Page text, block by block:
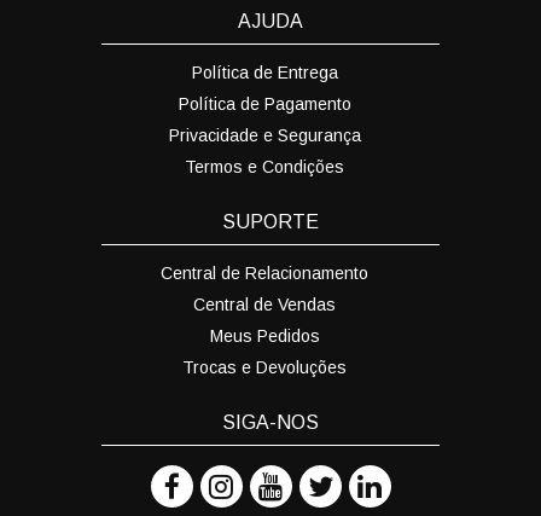
AJUDA
Política de Entrega
Política de Pagamento
Privacidade e Segurança
Termos e Condições
SUPORTE
Central de Relacionamento
Central de Vendas
Meus Pedidos
Trocas e Devoluções
SIGA-NOS